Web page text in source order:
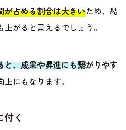
が占める割合は大きいため、結
がると言えるでしょう。
と、成果や昇進にも繋がりやす
にもなります。
く